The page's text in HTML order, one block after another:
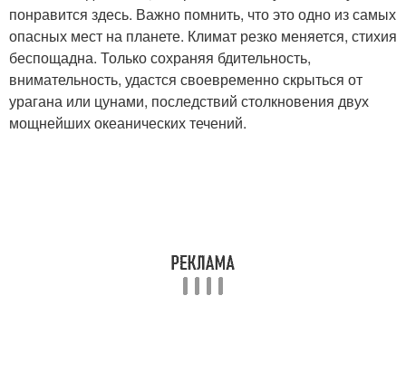
понравится здесь. Важно помнить, что это одно из самых
опасных мест на планете. Климат резко меняется, стихия
беспощадна. Только сохраняя бдительность,
внимательность, удастся своевременно скрыться от
урагана или цунами, последствий столкновения двух
мощнейших океанических течений.